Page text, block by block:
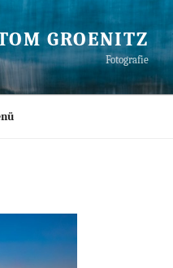
GROENITZ
Fotografie